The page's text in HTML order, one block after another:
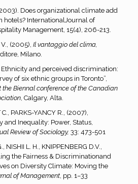
Does organizational climate add
hotels? InternationalJournal of
Management, 15(4), 206-213.
(2005), Il vantaggio del clima,
Milano.
Ethnicity and perceived discrimination:
of six ethnic groups in Toronto”,
Biennal conference of the Canadian
, Calgary, Alta.
PARKS-YANCY R., (2007),
and Inequality: Power, Status,
Review of Sociology, 33: 473-501
NISHII L. H., KNIPPENBERG D.V.,
the Fairness & Discriminationand
on Diversity Climate: Moving the
of Management, pp. 1–33